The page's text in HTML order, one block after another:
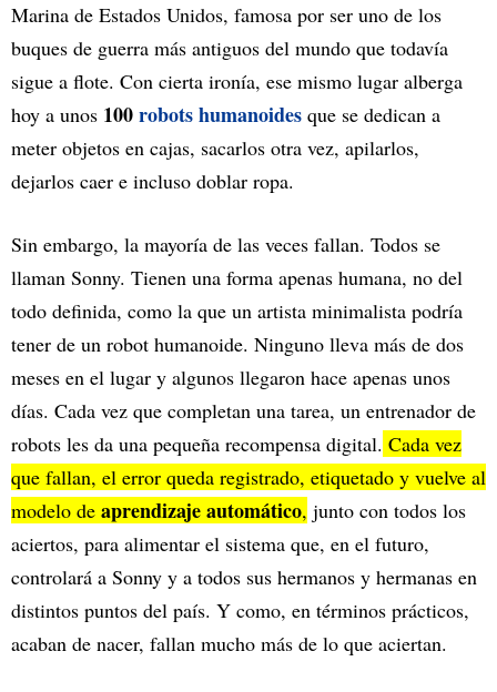
Marina de Estados Unidos, famosa por ser uno de los
buques de guerra más antiguos del mundo que todavía
sigue a flote. Con cierta ironía, ese mismo lugar alberga
hoy a unos 100robots humanoides que se dedican a
meter objetos en cajas, sacarlos otra vez, apilarlos,
dejarlos caer e incluso doblar ropa.
Sin embargo, la mayoría de las veces fallan. Todos se
llaman Sonny. Tienen una forma apenas humana, no del
todo definida, como la que un artista minimalista podría
tener de un robot humanoide. Ninguno lleva más de dos
meses en el lugar y algunos llegaron hace apenas unos
días. Cada vez que completan una tarea, un entrenador de
robots les da una pequeña recompensa digital. Cada vez
que fallan, el error queda registrado, etiquetado y vuelve al
modelo de aprendizaje automático, junto con todos los
aciertos, para alimentar el sistema que, en el futuro,
controlará a Sonny y a todos sus hermanos y hermanas en
distintos puntos del país. Y como, en términos prácticos,
acaban de nacer, fallan mucho más de lo que aciertan.